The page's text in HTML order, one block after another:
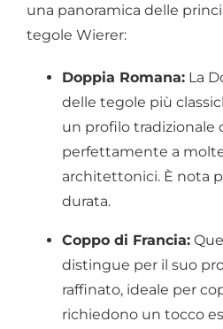
una panoramica delle
tegole Wierer:
Doppia Romana: La
delle tegole più
un profilo tradizionale
perfettamente a
architettonici. È nota
durata.
Coppo di Francia:
distingue per il suo
raffinato, ideale per
richiedono un tocco